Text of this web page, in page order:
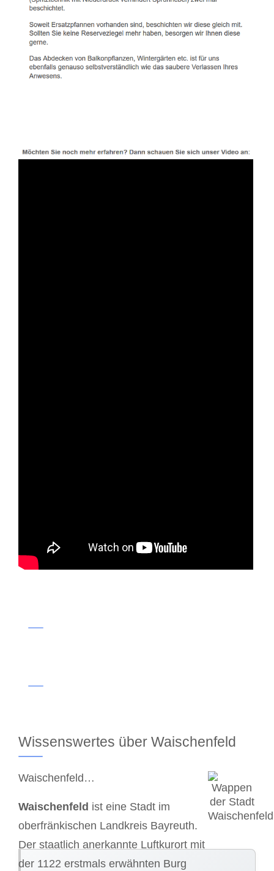
Wissenswertes über Waischenfeld
Waischenfeld…
Waischenfeld ist eine Stadt im
oberfränkischen Landkreis Bayreuth.
Der staatlich anerkannte Luftkurort mit
der 1122 erstmals erwähnten Burg